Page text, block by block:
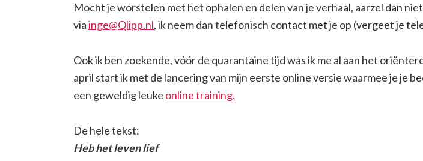
Mocht je worstelen met het ophalen en delen van je verhaal, aarzel dan
viainge@Qlipp.nl, ik neem dan telefonisch contact met je op (vergeet je
Ook ik ben zoekende, vóór de quarantaine tijd was ik me al aan het
april start ik met de lancering van mijn eerste online versie waarmee je je
een geweldig leuke online training.
De hele tekst:
Heb het leven lief